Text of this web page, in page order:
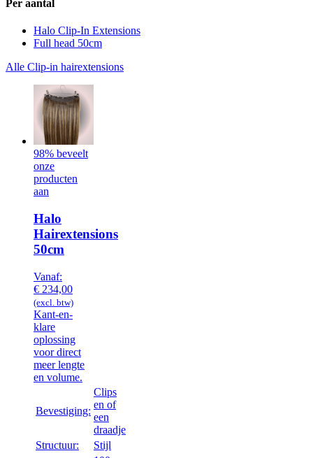
Per aantal
Halo Clip-In Extensions
Full head 50cm
Alle Clip-in hairextensions
98% beveelt
onze
producten
aan
Halo
Hairextensions
50cm
Vanaf:
€ 234,00
(excl. btw)
Kant-en-
klare
oplossing
voor direct
meer lengte
en volume.
Bevestiging:
Clips
en of
een
draadje
Structuur:
Stijl